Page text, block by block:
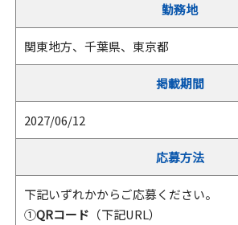
勤務地
関東地方、千葉県、東京都
掲載期間
2027/06/12
応募方法
下記いずれかからご応募ください。
①QRコード （下記URL）